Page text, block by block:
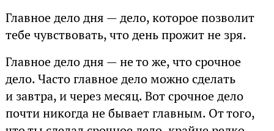
Главное дело дня — дело, которое позволит
тебе чувствовать, что день прожит не зря.
Главное дело дня — не то же, что срочное
дело. Часто главное дело можно сделать
и завтра, и через месяц. Вот срочное дело
почти никогда не бывает главным. От того,